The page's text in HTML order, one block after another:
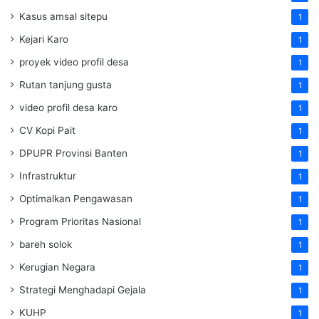
Kasus amsal sitepu 1
Kejari Karo 1
proyek video profil desa 1
Rutan tanjung gusta 1
video profil desa karo 1
CV Kopi Pait 1
DPUPR Provinsi Banten 1
Infrastruktur 1
Optimalkan Pengawasan 1
Program Prioritas Nasional 1
bareh solok 1
Kerugian Negara 1
Strategi Menghadapi Gejala 1
KUHP 1